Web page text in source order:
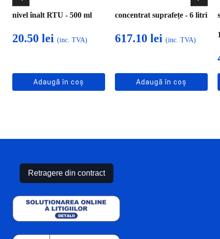
nivel înalt RTU - 500 ml
20.50 lei (inc. TVA)
Adaugă în coș
concentrat suprafețe - 6 litri
617.10 lei (inc. TVA)
Adaugă în coș
Retragere din contract